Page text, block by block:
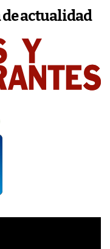
actualidad